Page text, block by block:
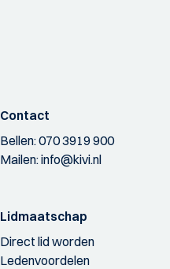
Contact
Bellen:070 3919 900
Mailen:info@kivi.nl
Lidmaatschap
Direct lid worden
Ledenvoordelen